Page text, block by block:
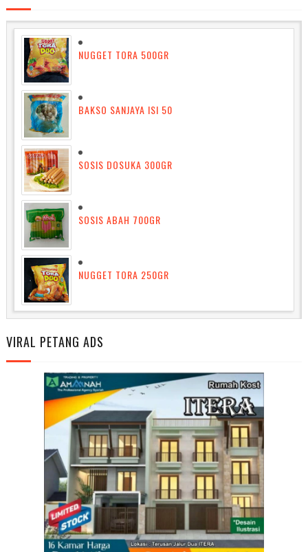
NUGGET TORA 500GR
BAKSO SANJAYA ISI 50
SOSIS DOSUKA 300GR
SOSIS ABAH 700GR
NUGGET TORA 250GR
VIRAL PETANG ADS